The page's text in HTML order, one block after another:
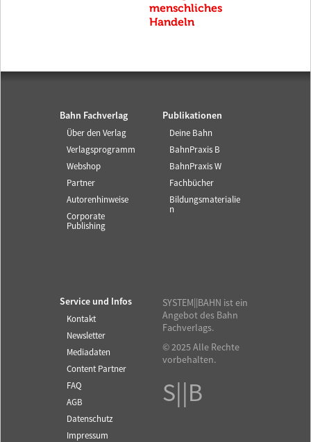
menschliches
Handeln
Bahn Fachverlag
Über den Verlag
Verlagsprogramm
Webshop
Partner
Autorenhinweise
Corporate
Publishing
Publikationen
Deine Bahn
BahnPraxis B
BahnPraxis W
Fachbücher
Bildungsmaterialie
n
Service und Infos
Kontakt
Newsletter
Mediadaten
Content Partner
FAQ
AGB
Datenschutz
Impressum
SYSTEM||BAHN ist ein
Angebot des Bahn
Fachverlags.
© 2025 Alle Rechte
vorbehalten.
S||B